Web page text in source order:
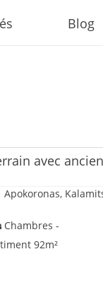
Blog
avec
Apokoronas,
Chambres -
92m²